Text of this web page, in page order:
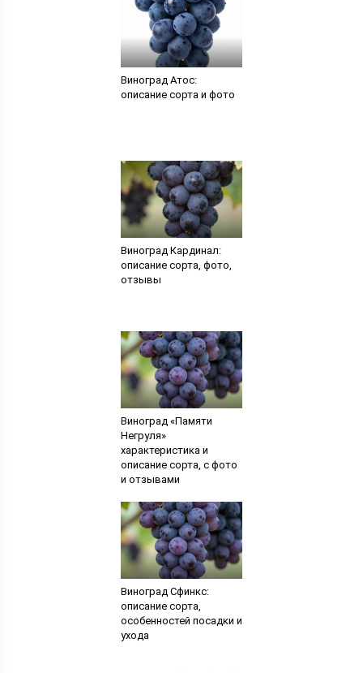
Виноград Атос:
описание сорта и фото
Виноград Кардинал:
описание сорта, фото,
отзывы
Виноград «Памяти
Негруля»
характеристика и
описание сорта, с фото
и отзывами
Виноград Сфинкс:
описание сорта,
особенностей посадки и
ухода